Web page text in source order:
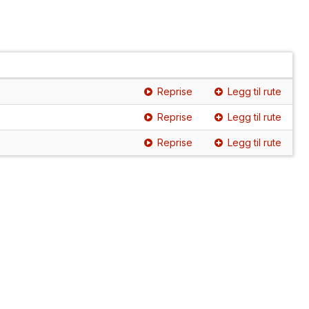
Reprise Legg til rute
Reprise Legg til rute
Reprise Legg til rute